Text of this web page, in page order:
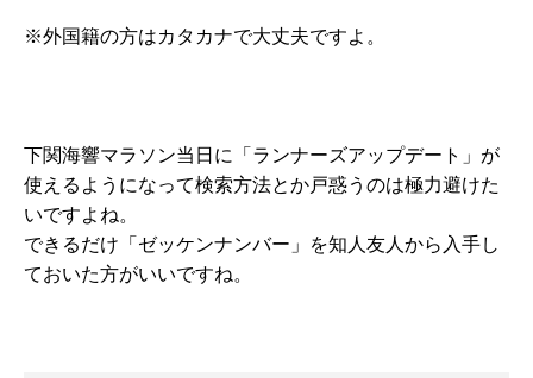
※外国籍の方はカタカナで大丈夫ですよ。
下関海響マラソン当日に「ランナーズアップデート」が
使えるようになって検索方法とか戸惑うのは極力避けた
いですよね。
できるだけ「ゼッケンナンバー」を知人友人から入手し
ておいた方がいいですね。